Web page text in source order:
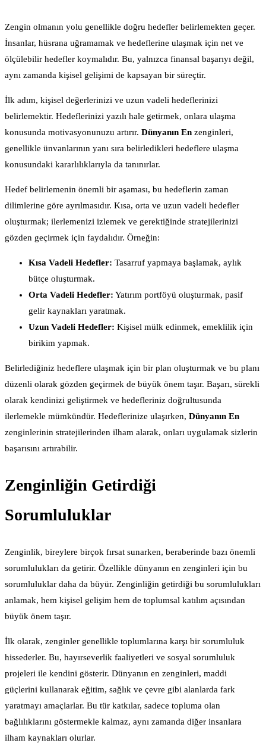
Zengin olmanın yolu genellikle doğru hedefler belirlemekten geçer.
İnsanlar, hüsrana uğramamak ve hedeflerine ulaşmak için net ve
ölçülebilir hedefler koymalıdır. Bu, yalnızca finansal başarıyı değil,
aynı zamanda kişisel gelişimi de kapsayan bir süreçtir.
İlk adım, kişisel değerlerinizi ve uzun vadeli hedeflerinizi
belirlemektir. Hedeflerinizi yazılı hale getirmek, onlara ulaşma
konusunda motivasyonunuzu artırır. Dünyanın En zenginleri,
genellikle ünvanlarının yanı sıra belirledikleri hedeflere ulaşma
konusundaki kararlılıklarıyla da tanınırlar.
Hedef belirlemenin önemli bir aşaması, bu hedeflerin zaman
dilimlerine göre ayrılmasıdır. Kısa, orta ve uzun vadeli hedefler
oluşturmak; ilerlemenizi izlemek ve gerektiğinde stratejilerinizi
gözden geçirmek için faydalıdır. Örneğin:
Kısa Vadeli Hedefler: Tasarruf yapmaya başlamak, aylık
bütçe oluşturmak.
Orta Vadeli Hedefler: Yatırım portföyü oluşturmak, pasif
gelir kaynakları yaratmak.
Uzun Vadeli Hedefler: Kişisel mülk edinmek, emeklilik için
birikim yapmak.
Belirlediğiniz hedeflere ulaşmak için bir plan oluşturmak ve bu planı
düzenli olarak gözden geçirmek de büyük önem taşır. Başarı, sürekli
olarak kendinizi geliştirmek ve hedefleriniz doğrultusunda
ilerlemekle mümkündür. Hedeflerinize ulaşırken, Dünyanın En
zenginlerinin stratejilerinden ilham alarak, onları uygulamak sizlerin
başarısını artırabilir.
Zenginliğin Getirdiği
Sorumluluklar
Zenginlik, bireylere birçok fırsat sunarken, beraberinde bazı önemli
sorumlulukları da getirir. Özellikle dünyanın en zenginleri için bu
sorumluluklar daha da büyür. Zenginliğin getirdiği bu sorumlulukları
anlamak, hem kişisel gelişim hem de toplumsal katılım açısından
büyük önem taşır.
İlk olarak, zenginler genellikle toplumlarına karşı bir sorumluluk
hissederler. Bu, hayırseverlik faaliyetleri ve sosyal sorumluluk
projeleri ile kendini gösterir. Dünyanın en zenginleri, maddi
güçlerini kullanarak eğitim, sağlık ve çevre gibi alanlarda fark
yaratmayı amaçlarlar. Bu tür katkılar, sadece topluma olan
bağlılıklarını göstermekle kalmaz, aynı zamanda diğer insanlara
ilham kaynakları olurlar.